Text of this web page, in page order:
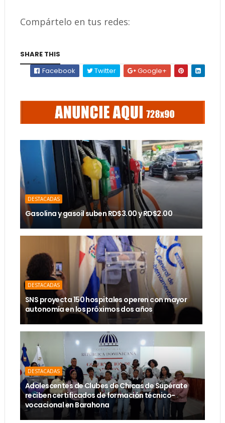
Compártelo en tus redes:
SHARE THIS
Facebook
Twitter Google+
DESTACADAS
Gasolina y gasoil suben RD$3.00 y RD$2.00
DESTACADAS
SNS proyecta 150 hospitales operen con mayor
autonomía en los próximos dos años
DESTACADAS
Adolescentes de Clubes de Chicas de Supérate
reciben certificados de formación técnico-
vocacional en Barahona